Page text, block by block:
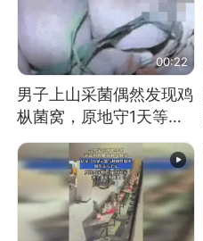
00:22
男子上山采菌偶然发现鸡
枞菌窝，原地守1天等它
长大：挖了140多朵